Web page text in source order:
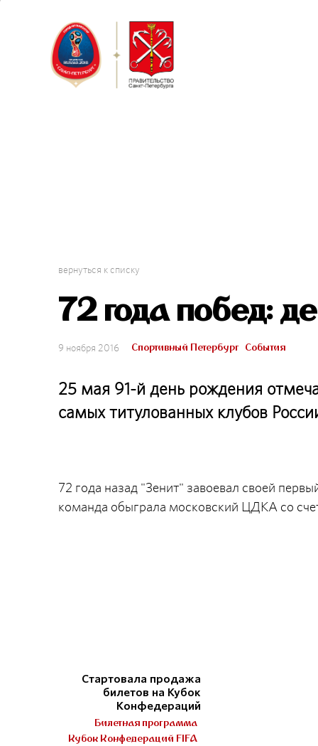
вернуться к списку
72 года побед:
9 ноября 2016 Спортивный Петербург События
25 мая 91-й день рождения
самых титулованных клубов
72 года назад "Зенит" завоевал своей
команда обыграла московский ЦДКА со
Стартовала продажа
билетов на Кубок
Конфедераций
Билетная программа
Кубок Конфедераций FIFA